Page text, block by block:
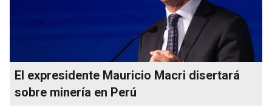
El expresidente Mauricio Macri disertará
sobre minería en Perú